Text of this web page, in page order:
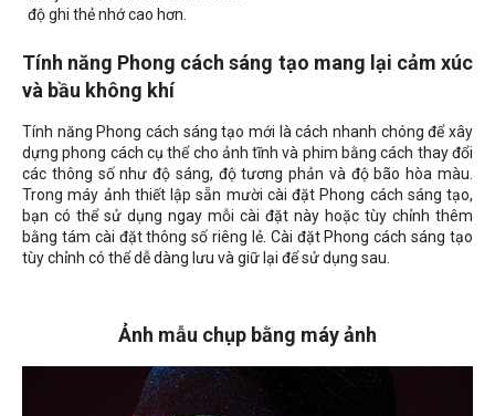
độ ghi thẻ nhớ cao hơn.
Tính năng Phong cách sáng tạo mang lại cảm xúc
và bầu không khí
Tính năng Phong cách sáng tạo mới là cách nhanh chóng để xây
dựng phong cách cụ thể cho ảnh tĩnh và phim bằng cách thay đổi
các thông số như độ sáng, độ tương phản và độ bão hòa màu.
Trong máy ảnh thiết lập sẵn mười cài đặt Phong cách sáng tạo,
bạn có thể sử dụng ngay mỗi cài đặt này hoặc tùy chỉnh thêm
bằng tám cài đặt thông số riêng lẻ. Cài đặt Phong cách sáng tạo
tùy chỉnh có thể dễ dàng lưu và giữ lại để sử dụng sau.
Ảnh mẫu chụp bằng máy ảnh